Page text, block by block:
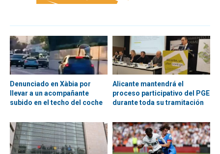
Denunciado en Xàbia por
llevar a un acompañante
subido en el techo del coche
Alicante mantendrá el
proceso participativo del PGE
durante toda su tramitación